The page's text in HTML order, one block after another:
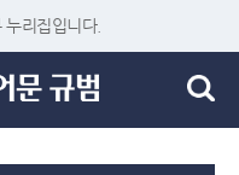
리집입니다.